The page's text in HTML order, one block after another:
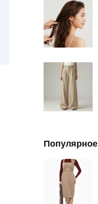
Популярное